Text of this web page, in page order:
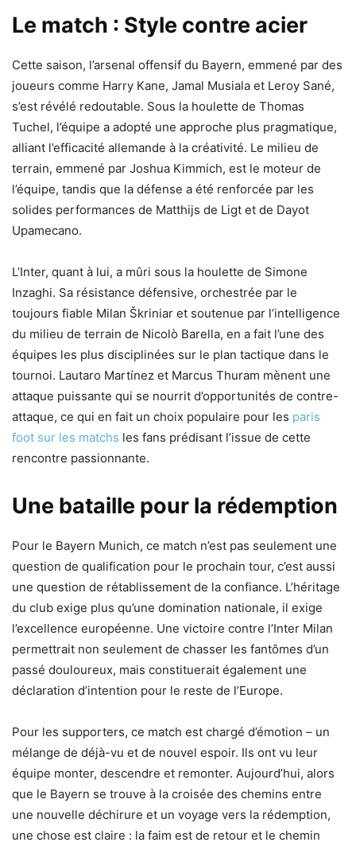
Le match : Style contre acier
Cette saison, l’arsenal offensif du Bayern, emmené par des
joueurs comme Harry Kane, Jamal Musiala et Leroy Sané,
s’est révélé redoutable. Sous la houlette de Thomas
Tuchel, l’équipe a adopté une approche plus pragmatique,
alliant l’efficacité allemande à la créativité. Le milieu de
terrain, emmené par Joshua Kimmich, est le moteur de
l’équipe, tandis que la défense a été renforcée par les
solides performances de Matthijs de Ligt et de Dayot
Upamecano.
L’Inter, quant à lui, a mûri sous la houlette de Simone
Inzaghi. Sa résistance défensive, orchestrée par le
toujours fiable Milan Škriniar et soutenue par l’intelligence
du milieu de terrain de Nicolò Barella, en a fait l’une des
équipes les plus disciplinées sur le plan tactique dans le
tournoi. Lautaro Martínez et Marcus Thuram mènent une
attaque puissante qui se nourrit d’opportunités de contre-
attaque, ce qui en fait un choix populaire pour les paris
foot sur les matchs les fans prédisant l’issue de cette
rencontre passionnante.
Une bataille pour la rédemption
Pour le Bayern Munich, ce match n’est pas seulement une
question de qualification pour le prochain tour, c’est aussi
une question de rétablissement de la confiance. L’héritage
du club exige plus qu’une domination nationale, il exige
l’excellence européenne. Une victoire contre l’Inter Milan
permettrait non seulement de chasser les fantômes d’un
passé douloureux, mais constituerait également une
déclaration d’intention pour le reste de l’Europe.
Pour les supporters, ce match est chargé d’émotion – un
mélange de déjà-vu et de nouvel espoir. Ils ont vu leur
équipe monter, descendre et remonter. Aujourd’hui, alors
que le Bayern se trouve à la croisée des chemins entre
une nouvelle déchirure et un voyage vers la rédemption,
une chose est claire : la faim est de retour et le chemin